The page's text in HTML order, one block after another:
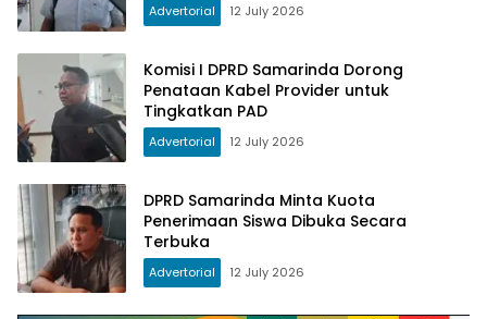
Advertorial 12 July 2026
Komisi I DPRD Samarinda Dorong
Penataan Kabel Provider untuk
Tingkatkan PAD
Advertorial 12 July 2026
DPRD Samarinda Minta Kuota
Penerimaan Siswa Dibuka Secara
Terbuka
Advertorial 12 July 2026